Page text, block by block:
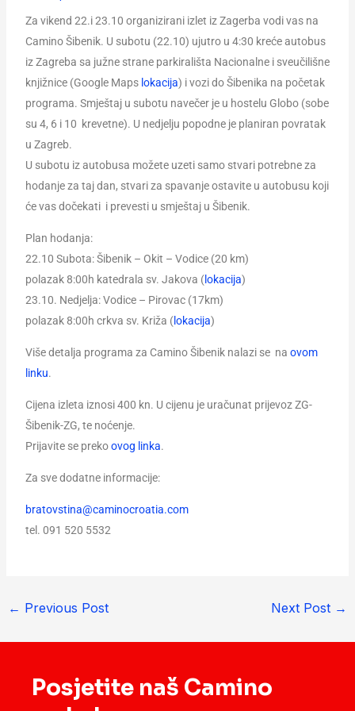
Za vikend 22.i 23.10 organizirani izlet iz Zagerba vodi vas na
Camino Šibenik. U subotu (22.10) ujutro u 4:30 kreće autobus
iz Zagreba sa južne strane parkirališta Nacionalne i sveučilišne
knjižnice (Google Maps lokacija) i vozi do Šibenika na početak
programa. Smještaj u subotu navečer je u hostelu Globo (sobe
su 4, 6 i 10 krevetne). U nedjelju popodne je planiran povratak
u Zagreb.
U subotu iz autobusa možete uzeti samo stvari potrebne za
hodanje za taj dan, stvari za spavanje ostavite u autobusu koji
će vas dočekati i prevesti u smještaj u Šibenik.
Plan hodanja:
22.10 Subota: Šibenik – Okit – Vodice (20 km)
polazak 8:00h katedrala sv. Jakova (lokacija)
23.10. Nedjelja: Vodice – Pirovac (17km)
polazak 8:00h crkva sv. Križa (lokacija)
Više detalja programa za Camino Šibenik nalazi se na ovom
linku.
Cijena izleta iznosi 400 kn. U cijenu je uračunat prijevoz ZG-
Šibenik-ZG, te noćenje.
Prijavite se prekoovog linka.
Za sve dodatne informacije:
bratovstina@caminocroatia.com
tel. 091 520 5532
← Previous Post Next Post →
Posjetite naš Camino